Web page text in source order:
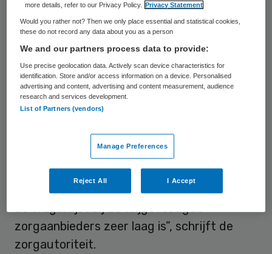
Lage respons
Opvallend is dat heel weinig vrijgevestigde
zorgaanbieders deze keer de vragenlijst
van de NZa hebben ingevuld. In haar
rapportage uit de zorgautoriteit hierover
haar verbazing. “Er is veel te doen rondom
de contractering in de ggz, bijvoorbeeld
over omzetplafonds en patiëntenstops.
Daarom verbaast het ons dat de respons op
zorgaanbieders zeer laag is”, schrijft de
zorgautoriteit.
more details, refer to our Privacy Policy.
Privacy Statement
Would you rather not? Then we only place essential and statistical cookies,
these do not record any data about you as a person
We and our partners process data to provide:
Use precise geolocation data. Actively scan device characteristics for
identification. Store and/or access information on a device. Personalised
advertising and content, advertising and content measurement, audience
research and services development.
List of Partners (vendors)
Manage Preferences
Reject All I Accept